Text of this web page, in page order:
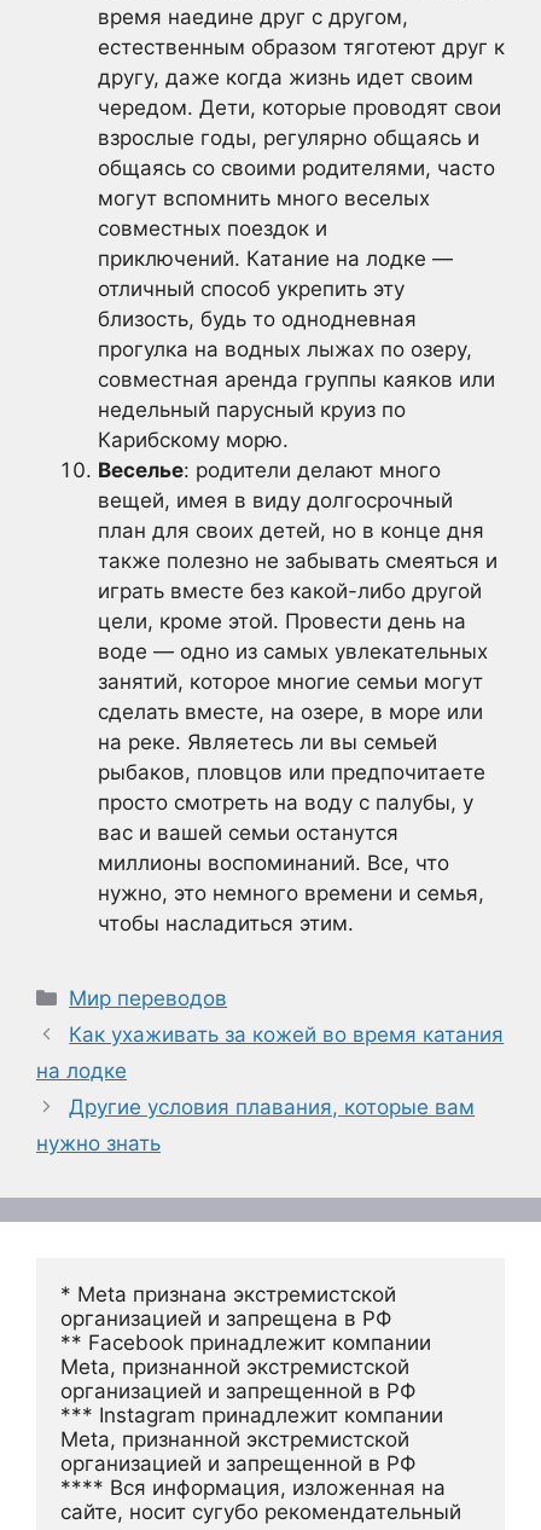
время наедине друг с другом,
естественным образом тяготеют друг к
другу, даже когда жизнь идет своим
чередом. Дети, которые проводят свои
взрослые годы, регулярно общаясь и
общаясь со своими родителями, часто
могут вспомнить много веселых
совместных поездок и
приключений. Катание на лодке —
отличный способ укрепить эту
близость, будь то однодневная
прогулка на водных лыжах по озеру,
совместная аренда группы каяков или
недельный парусный круиз по
Карибскому морю.
Веселье: родители делают много
вещей, имея в виду долгосрочный
план для своих детей, но в конце дня
также полезно не забывать смеяться и
играть вместе без какой-либо другой
цели, кроме этой. Провести день на
воде — одно из самых увлекательных
занятий, которое многие семьи могут
сделать вместе, на озере, в море или
на реке. Являетесь ли вы семьей
рыбаков, пловцов или предпочитаете
просто смотреть на воду с палубы, у
вас и вашей семьи останутся
миллионы воспоминаний. Все, что
нужно, это немного времени и семья,
чтобы насладиться этим.
Рубрики
Мир переводов
Как ухаживать за кожей во время катания
на лодке
Другие условия плавания, которые вам
нужно знать
* Meta признана экстремистской
организацией и запрещена в РФ
** Facebook принадлежит компании
Meta, признанной экстремистской
организацией и запрещенной в РФ
*** Instagram принадлежит компании
Meta, признанной экстремистской
организацией и запрещенной в РФ
**** Вся информация, изложенная на
сайте, носит сугубо рекомендательный